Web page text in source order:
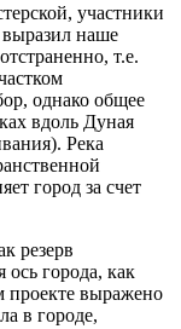
участники
выразил наше
т.е.
однако общее
вдоль Дуная
Река
город за счет
резерв
ось города, как
проекте выражено
в городе,